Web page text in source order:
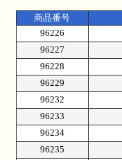
商品番号
96226
96227
96228
96229
96232
96233
96234
96235